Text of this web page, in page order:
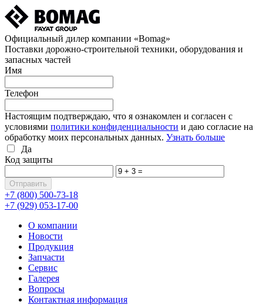
Официальный дилер компании «Bomag»
Поставки дорожно-строительной техники, оборудования и
запасных частей
Имя
Телефон
Настоящим подтверждаю, что я ознакомлен и согласен с
условиями политики конфиденциальности и даю согласие на
обработку моих персональных данных. Узнать больше
Да
Код защиты
+7 (800) 500-73-18
+7 (929) 053-17-00
О компании
Новости
Продукция
Запчасти
Сервис
Галерея
Вопросы
Контактная информация